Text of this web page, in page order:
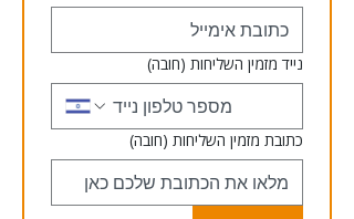
נייד מזמין השליחות (חובה)
כתובת מזמין השליחות (חובה)